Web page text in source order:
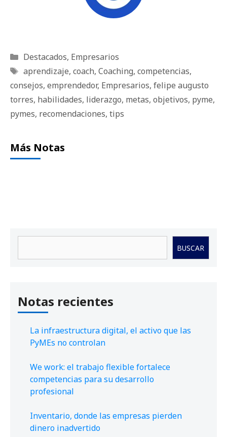
Categorías
Destacados, Empresarios
Etiquetas
aprendizaje, coach, Coaching, competencias,
consejos, emprendedor, Empresarios, felipe augusto
torres, habilidades, liderazgo, metas, objetivos, pyme,
pymes, recomendaciones, tips
Más Notas
BUSCAR
Notas recientes
La infraestructura digital, el activo que las
PyMEs no controlan
We work: el trabajo flexible fortalece
competencias para su desarrollo
profesional
Inventario, donde las empresas pierden
dinero inadvertido